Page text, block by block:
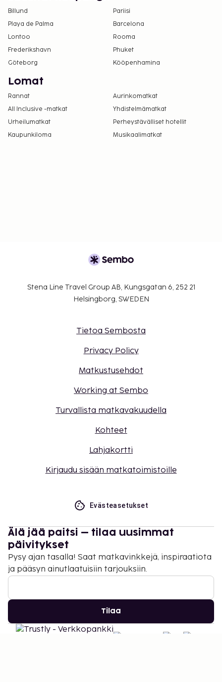
varausvahvistuksessa olevien tietojen avulla.
Kontaktiton sisäänkirjautuminen ja kontaktiton
uloskirjautuminen ovat saatavilla.
Billund
Pariisi
Playa de Palma
Barcelona
Lontoo
Rooma
Frederikshavn
Phuket
Göteborg
Kööpenhamina
Lomat
Rannat
Aurinkomatkat
All Inclusive -matkat
Yhdistelmämatkat
Urheilumatkat
Perheystävälliset hotellit
Kaupunkiloma
Musikaalimatkat
Stena Line Travel Group AB, Kungsgatan 6, 252 21
Helsingborg, SWEDEN
Tietoa Sembosta
Privacy Policy
Matkustusehdot
Working at Sembo
Turvallista matkavakuudella
Kohteet
Lahjakortti
Kirjaudu sisään matkatoimistoille
Evästeasetukset
Älä jää paitsi – tilaa uusimmat
päivitykset
Pysy ajan tasalla! Saat matkavinkkejä, inspiraatiota
ja pääsyn ainutlaatuisiin tarjouksiin.
Tilaa